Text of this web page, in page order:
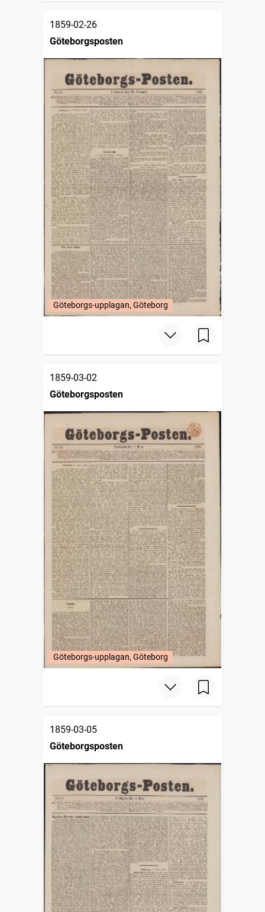
1859-02-26
Göteborgsposten
Göteborgs-upplagan, Göteborg
1859-03-02
Göteborgsposten
Göteborgs-upplagan, Göteborg
1859-03-05
Göteborgsposten